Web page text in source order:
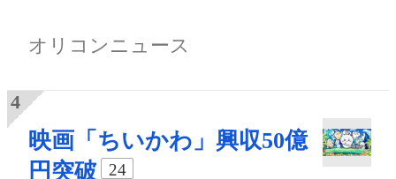
オリコンニュース
映画「ちいかわ」興収50億
円突破
24